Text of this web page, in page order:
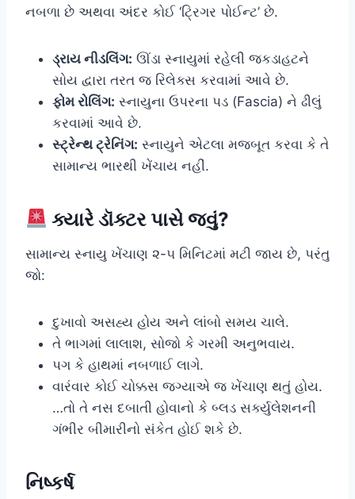
નબળા છે અથવા અંદર કોઈ ‘ટ્રિગર પોઈન્ટ’ છે.
ડ્રાય નીડલિંગ: ઊંડા સ્નાયુમાં રહેલી જકડાહટને
સોય દ્વારા તરત જ રિલેક્સ કરવામાં આવે છે.
ફોમ રોલિંગ: સ્નાયુના ઉપરના પડ (Fascia) ને ઢીલું
કરવામાં આવે છે.
સ્ટ્રેન્થ ટ્રેનિંગ: સ્નાયુને એટલા મજબૂત કરવા કે તે
સામાન્ય ભારથી ખેંચાય નહીં.
ક્યારે ડૉક્ટર પાસે જવું?
સામાન્ય સ્નાયુ ખેંચાણ ૨-૫ મિનિટમાં મટી જાય છે, પરંતુ
જો:
દુખાવો અસહ્ય હોય અને લાંબો સમય ચાલે.
તે ભાગમાં લાલાશ, સોજો કે ગરમી અનુભવાય.
પગ કે હાથમાં નબળાઈ લાગે.
વારંવાર કોઈ ચોક્કસ જગ્યાએ જ ખેંચાણ થતું હોય.
…તો તે નસ દબાતી હોવાનો કે બ્લડ સર્ક્યુલેશનની
ગંભીર બીમારીનો સંકેત હોઈ શકે છે.
નિષ્કર્ષ